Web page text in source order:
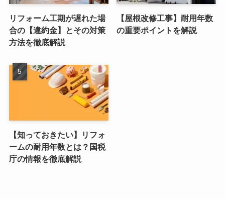
リフォーム工期が遅れた場
合の【違約金】とその対策
方法を徹底解説
【屋根改修工事】耐用年数
の重要ポイントを解説
【知っておきたい】リフォ
ームの耐用年数とは？国税
庁の情報を徹底解説